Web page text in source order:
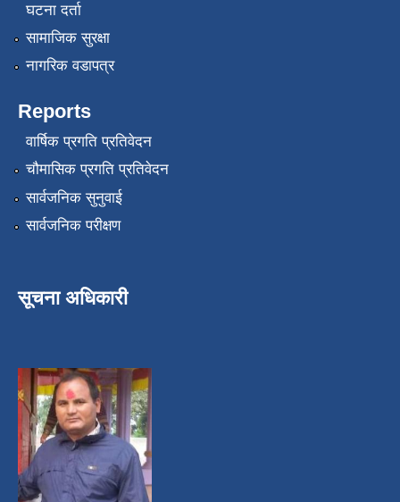
घटना दर्ता
सामाजिक सुरक्षा
नागरिक वडापत्र
Reports
वार्षिक प्रगति प्रतिवेदन
चौमासिक प्रगति प्रतिवेदन
सार्वजनिक सुनुवाई
सार्वजनिक परीक्षण
सूचना अधिकारी